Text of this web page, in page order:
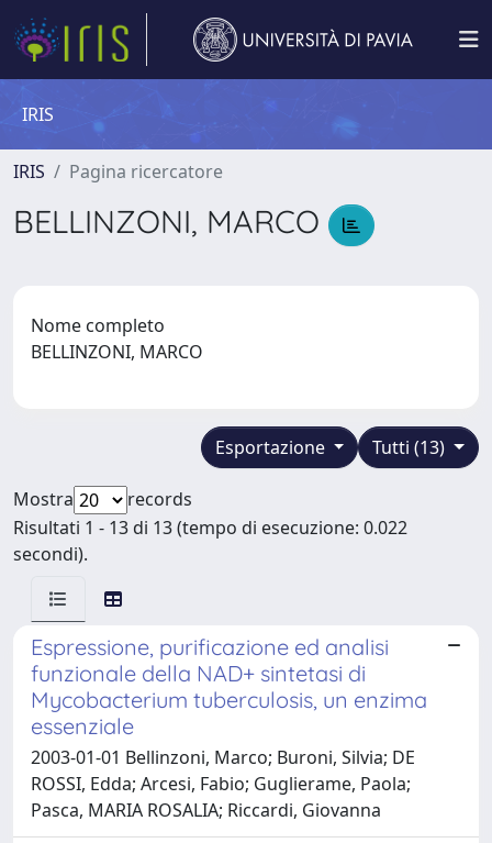
IRIS
IRIS Pagina ricercatore
BELLINZONI, MARCO
Nome completo
BELLINZONI, MARCO
Tutti (13)
Esportazione
Mostra
records
Risultati 1 - 13 di 13 (tempo di esecuzione: 0.022
secondi).
Espressione, purificazione ed analisi
funzionale della NAD+ sintetasi di
Mycobacterium tuberculosis, un enzima
essenziale
2003-01-01 Bellinzoni, Marco; Buroni, Silvia; DE
ROSSI, Edda; Arcesi, Fabio; Guglierame, Paola;
Pasca, MARIA ROSALIA; Riccardi, Giovanna